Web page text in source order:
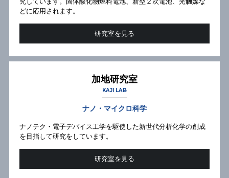
どに応用されます。
研究室を見る
加地研究室
KAJI LAB
ナノ・マイクロ科学
ナノテク・電子デバイス工学を駆使した新世代分析化学の創成
を目指して研究をしています。
研究室を見る